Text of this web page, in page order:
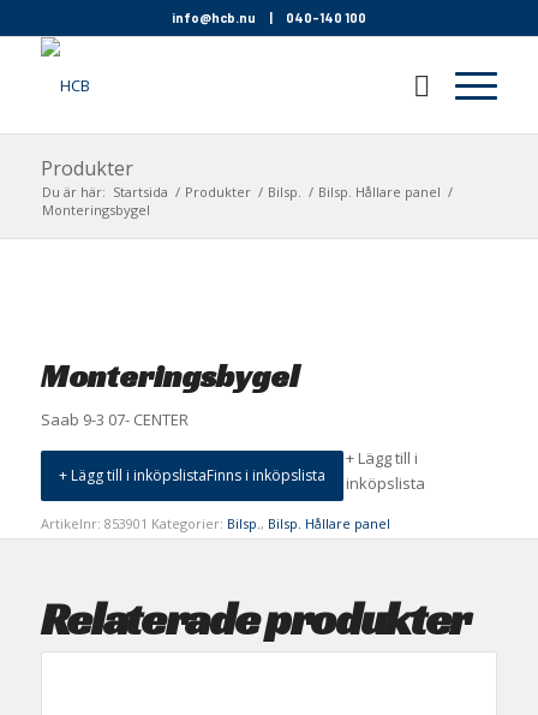
info@hcb.nu | 040-140 100
Produkter
Du är här: Startsida / Produkter / Bilsp. / Bilsp. Hållare panel /
Monteringsbygel
Monteringsbygel
Saab 9-3 07- CENTER
+ Lägg till i inköpslistaFinns i inköpslista
+ Lägg till i
inköpslista
Artikelnr: 853901 Kategorier: Bilsp., Bilsp. Hållare panel
Relaterade produkter